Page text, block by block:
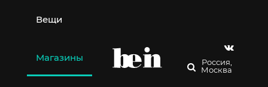
содержимому
Вещи
Магазины
Россия,
Москва